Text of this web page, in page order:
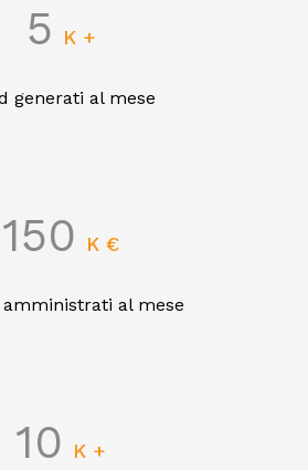
5 K +
generati al mese
150 K €
amministrati al mese
10 K +